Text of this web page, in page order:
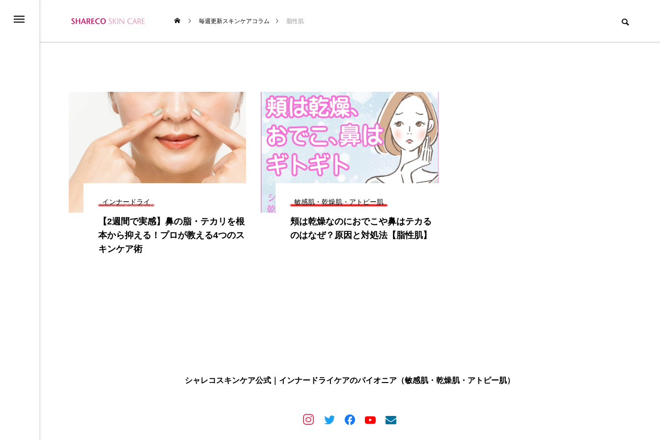
毎週更新スキンケアコラム 脂性肌
インナードライ
【2週間で実感】鼻の脂・テカリを根
本から抑える！プロが教える4つのス
キンケア術
敏感肌・乾燥肌・アトピー肌
頬は乾燥なのにおでこや鼻はテカる
のはなぜ？原因と対処法【脂性肌】
シャレコスキンケア公式｜インナードライケアのパイオニア（敏感肌・乾燥肌・アトピー肌）